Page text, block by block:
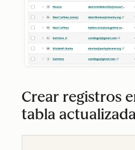
Crear registros
tabla actualizada